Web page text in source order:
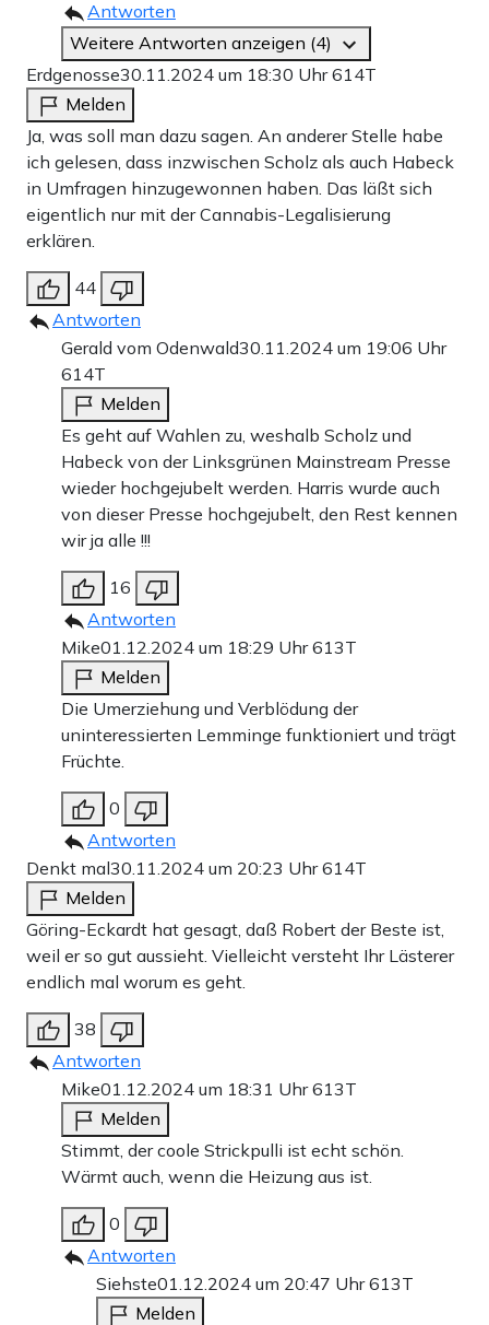
Antworten
Weitere Antworten anzeigen (4)
Erdgenosse30.11.2024 um 18:30 Uhr614T
Melden
Ja, was soll man dazu sagen. An anderer Stelle habe
ich gelesen, dass inzwischen Scholz als auch Habeck
in Umfragen hinzugewonnen haben. Das läßt sich
eigentlich nur mit der Cannabis-Legalisierung
erklären.
44
Antworten
Gerald vom Odenwald30.11.2024 um 19:06 Uhr
614T
Melden
Es geht auf Wahlen zu, weshalb Scholz und
Habeck von der Linksgrünen Mainstream Presse
wieder hochgejubelt werden. Harris wurde auch
von dieser Presse hochgejubelt, den Rest kennen
wir ja alle !!!
16
Antworten
Mike01.12.2024 um 18:29 Uhr613T
Melden
Die Umerziehung und Verblödung der
uninteressierten Lemminge funktioniert und trägt
Früchte.
0
Antworten
Denkt mal30.11.2024 um 20:23 Uhr614T
Melden
Göring-Eckardt hat gesagt, daß Robert der Beste ist,
weil er so gut aussieht. Vielleicht versteht Ihr Lästerer
endlich mal worum es geht.
38
Antworten
Mike01.12.2024 um 18:31 Uhr613T
Melden
Stimmt, der coole Strickpulli ist echt schön.
Wärmt auch, wenn die Heizung aus ist.
0
Antworten
Siehste01.12.2024 um 20:47 Uhr613T
Melden